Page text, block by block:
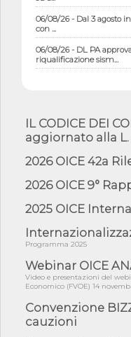
06/08/26 - Dal 3 agosto
con ...
06/08/26 - DL PA
riqualificazione sism...
norme UE in m...
05/08/26 - DL
amminist...
2 s...
05/08/26 - SAVE THE
Professioni ...
05/08/26 - Successo
di Reg...
05/08/26 - Lettera OICE
04/08/26 - DL PA:
IL CODICE DEI
aggiornato alla L.
2026 OICE 42a
2026 OICE 9°
2025 OICE
Programma 2025
Webinar OICE
Video e presentazioni del
Economico (FVOE) 14
Convenzione
cauzioni